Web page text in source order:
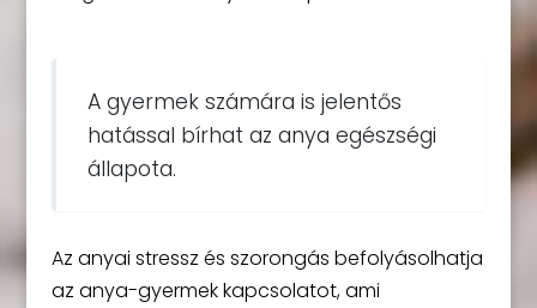
A gyermek számára is jelentős
hatással bírhat az anya egészségi
állapota.
Az anyai stressz és szorongás befolyásolhatja
az anya-gyermek kapcsolatot, ami